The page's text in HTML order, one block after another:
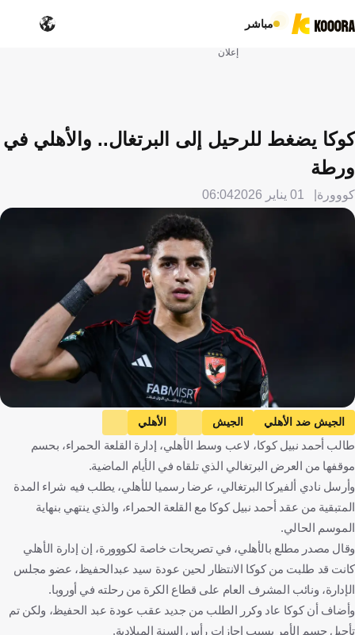
مباشر
إعلان
كوكا يضغط للرحيل إلى البرتغال.. والأهلي في
ورطة
كووورة 01 يناير 2026 06:04
الجيش ضد الأهلي الجيش
الأهلي
الدوري المصري الممتاز
أحمد كوكا الإنتقالات
مصر
كرة قدم
طالب أحمد نبيل كوكا، لاعب وسط الأهلي، إدارة القلعة الحمراء، بحسم
موقفها من العرض البرتغالي الذي تلقاه في الأيام الماضية.
وأرسل نادي ألفيركا البرتغالي، عرضا رسميا للأهلي، يطلب فيه شراء المدة
المتبقية من عقد أحمد نبيل كوكا مع القلعة الحمراء، والذي ينتهي بنهاية
الموسم الحالي.
وقال مصدر مطلع بالأهلي، في تصريحات خاصة لكووورة، إن إدارة الأهلي
كانت قد طلبت من كوكا الانتظار لحين عودة سيد عبدالحفيظ، عضو مجلس
الإدارة، ونائب المشرف العام على قطاع الكرة من رحلته في أوروبا.
وأضاف أن كوكا عاد وكرر الطلب من جديد عقب عودة عبد الحفيظ، ولكن تم
تأجيل حسم الأمر بسبب إجازات رأس السنة الميلادية.